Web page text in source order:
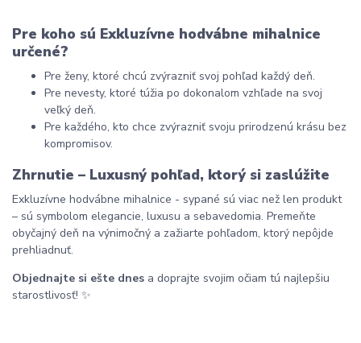
Pre koho sú Exkluzívne hodvábne mihalnice
určené?
Pre ženy, ktoré chcú zvýrazniť svoj pohľad každý deň.
Pre nevesty, ktoré túžia po dokonalom vzhľade na svoj
veľký deň.
Pre každého, kto chce zvýrazniť svoju prirodzenú krásu bez
kompromisov.
Zhrnutie – Luxusný pohľad, ktorý si zaslúžite
Exkluzívne hodvábne mihalnice - sypané sú viac než len produkt
– sú symbolom elegancie, luxusu a sebavedomia. Premeňte
obyčajný deň na výnimočný a zažiarte pohľadom, ktorý nepôjde
prehliadnuť.
Objednajte si ešte dnes a doprajte svojim očiam tú najlepšiu
starostlivosť! ✨